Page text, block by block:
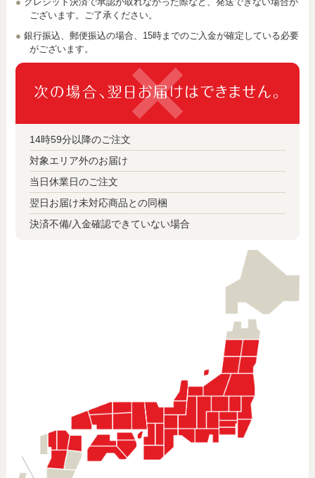
ございます。ご了承ください。
銀行振込、郵便振込の場合、15時までのご入金が確定している必要
がございます。
14時59分以降のご注文
対象エリア外のお届け
当日休業日のご注文
翌日お届け未対応商品との同梱
決済不備/入金確認できていない場合